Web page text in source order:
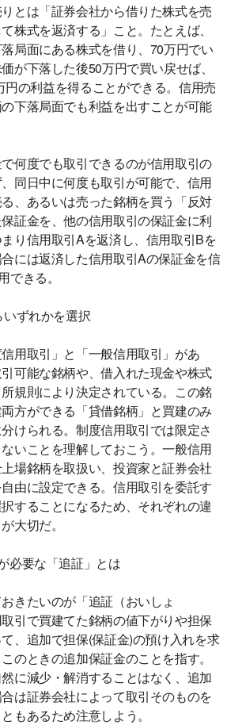
とは「証券会社から借りた株式を売
株式を返済する」こと。たとえば、
局面にある株式を借り、70万円でい
が下落した後50万円で買い戻せば、
の利益を得ることができる。信用売
下落局面でも利益を出すことが可能
何度でも取引できるのが信用取引の
同日中に何度も取引が可能で、信用
、あるいは売った銘柄を買う「反対
証金を、他の信用取引の保証金に利
り信用取引Aを返済し、信用取引Bを
には返済した信用取引Aの保証金を信
できる。
ずれかを選択
用取引」と「一般信用取引」があ
可能な銘柄や、借入れた現金や株式
規則により決定されている。この銘
方ができる「貸借銘柄」と買建のみ
けられる。制度信用取引では限定さ
いことを理解しておこう。一般信用
場銘柄を取扱い、投資家と証券会社
由に設定できる。信用取引を委託す
することになるため、それぞれの違
大切だ。
必要な「追証」とは
きたいのが「追証（おいしょ
引で買建てた銘柄の値下がりや担保
、追加で担保(保証金)の預け入れを求
のときの追加保証金のことを指す。
に減少・解消することはなく、追加
は証券会社によって取引そのものを
もあるため注意しよう。